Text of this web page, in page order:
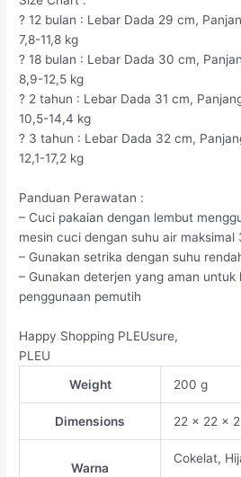
? 12 bulan : Lebar Dada 29 cm,
7,8-11,8 kg
? 18 bulan : Lebar Dada 30 cm,
8,9-12,5 kg
? 2 tahun : Lebar Dada 31 cm,
10,5-14,4 kg
? 3 tahun : Lebar Dada 32 cm,
12,1-17,2 kg
Panduan Perawatan :
– Cuci pakaian dengan lembut
mesin cuci dengan suhu air maksimal
– Gunakan setrika dengan suhu
– Gunakan deterjen yang aman untuk
penggunaan pemutih
Happy Shopping PLEUsure,
PLEU
Weight
200 g
Dimensions 22 × 22 ×
Warna
Cokelat,